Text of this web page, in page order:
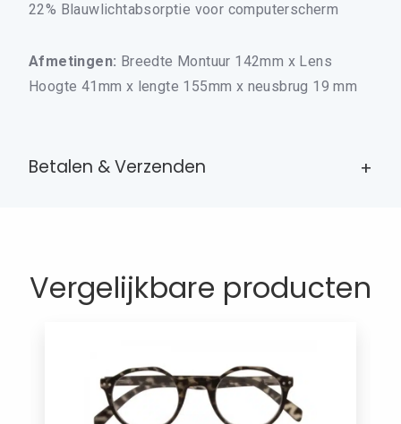
HEREN LEESBRILLEN
BRIL ACCESSOIRES
22% Blauwlichtabsorptie voor computerscherm
Afmetingen: Breedte Montuur 142mm x Lens
Hoogte 41mm x lengte 155mm x neusbrug 19 mm
Betalen & Verzenden
Vergelijkbare producten